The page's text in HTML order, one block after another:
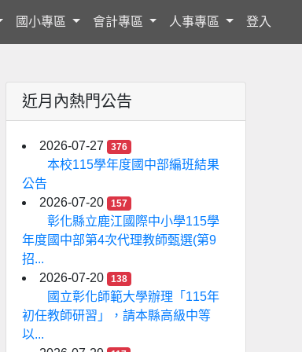
國小專區 會計專區 人事專區 登入
近月內熱門公告
2026-07-27 376
本校115學年度國中部編班結果
公告
2026-07-20
157
彰化縣立鹿江國際中小學115學
年度國中部第4次代理教師甄選(第9
招...
2026-07-20
138
國立彰化師範大學辦理「115年
初任教師研習」，請本縣高級中等
以...